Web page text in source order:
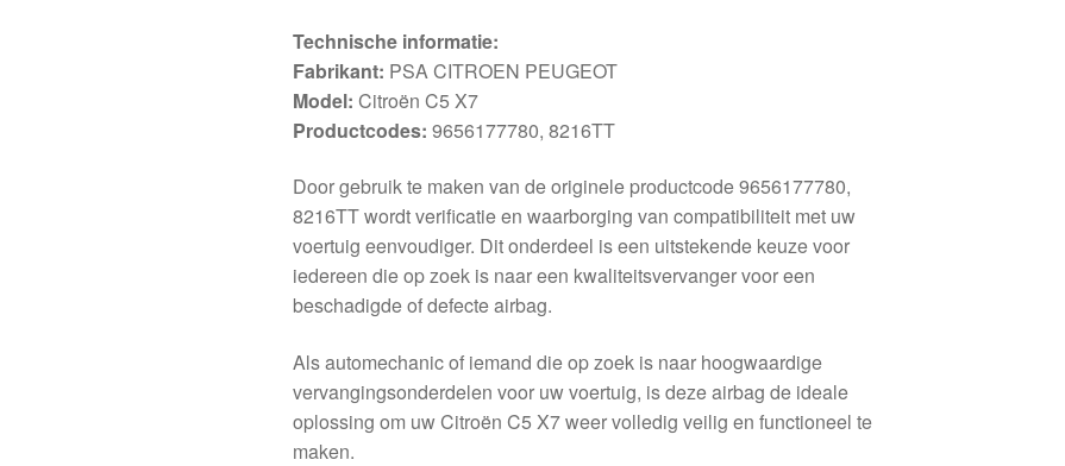
Technische informatie:
Fabrikant: PSA CITROEN PEUGEOT
Model: Citroën C5 X7
Productcodes: 9656177780, 8216TT
Door gebruik te maken van de originele productcode 9656177780,
8216TT wordt verificatie en waarborging van compatibiliteit met uw
voertuig eenvoudiger. Dit onderdeel is een uitstekende keuze voor
iedereen die op zoek is naar een kwaliteitsvervanger voor een
beschadigde of defecte airbag.
Als automechanic of iemand die op zoek is naar hoogwaardige
vervangingsonderdelen voor uw voertuig, is deze airbag de ideale
oplossing om uw Citroën C5 X7 weer volledig veilig en functioneel te
maken.